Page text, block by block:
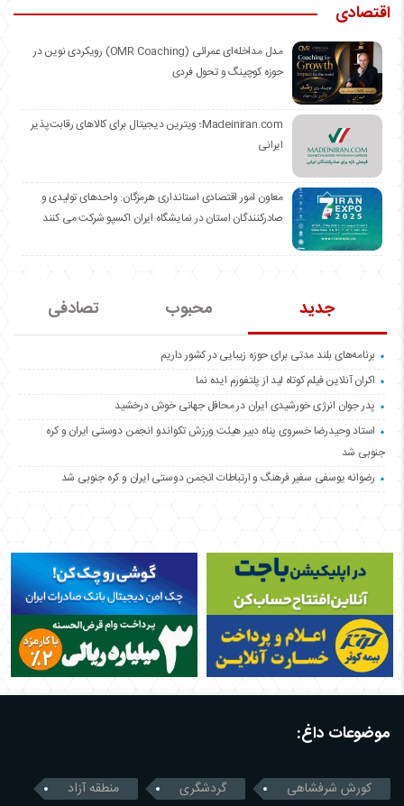
اقتصادی
مدل مداخله‌ای عمرائی (OMR Coaching) رویکردی نوین در
حوزه کوچینگ و تحول فردی
Madeiniran.com؛ ویترین دیجیتال برای کالاهای رقابت‌پذیر
ایرانی
معاون امور اقتصادی استانداری هرمزگان: واحدهای تولیدی و
صادرکنندگان استان در نمایشگاه ایران اکسپو شرکت می کنند
جدید محبوب تصادفی
برنامه‌های بلند مدتی برای حوزه زیبایی در کشور داریم
اکران آنلاین فیلم کوتاه لید از پلتفورم ایده نما
پدر جوان انرژی خورشیدی ایران در محافل جهانی خوش درخشید
استاد وحیدرضا خسروی پناه دبیر هیئت ورزش تکواندو انجمن دوستی ایران و کره
جنوبی شد
رضوانه یوسفی سفیر فرهنگ و ارتباطات انجمن دوستی ایران و کره جنوبی شد
موضوعات داغ:
کورش شرفشاهی گردشگری منطقه آزاد